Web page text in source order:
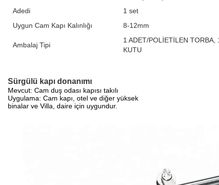
Adedi
1 set
Uygun Cam Kapı Kalınlığı
8-12mm
Ambalaj Tipi
1 ADET/POLİETİLEN TORBA,
KUTU
Sürgülü kapı donanımı
Mevcut: Cam duş odası kapısı takılı
Uygulama: Cam kapı, otel ve diğer yüksek
binalar ve Villa, daire için uygundur.